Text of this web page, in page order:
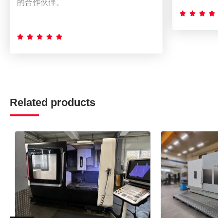
的合作伙伴。
    
   
Related products